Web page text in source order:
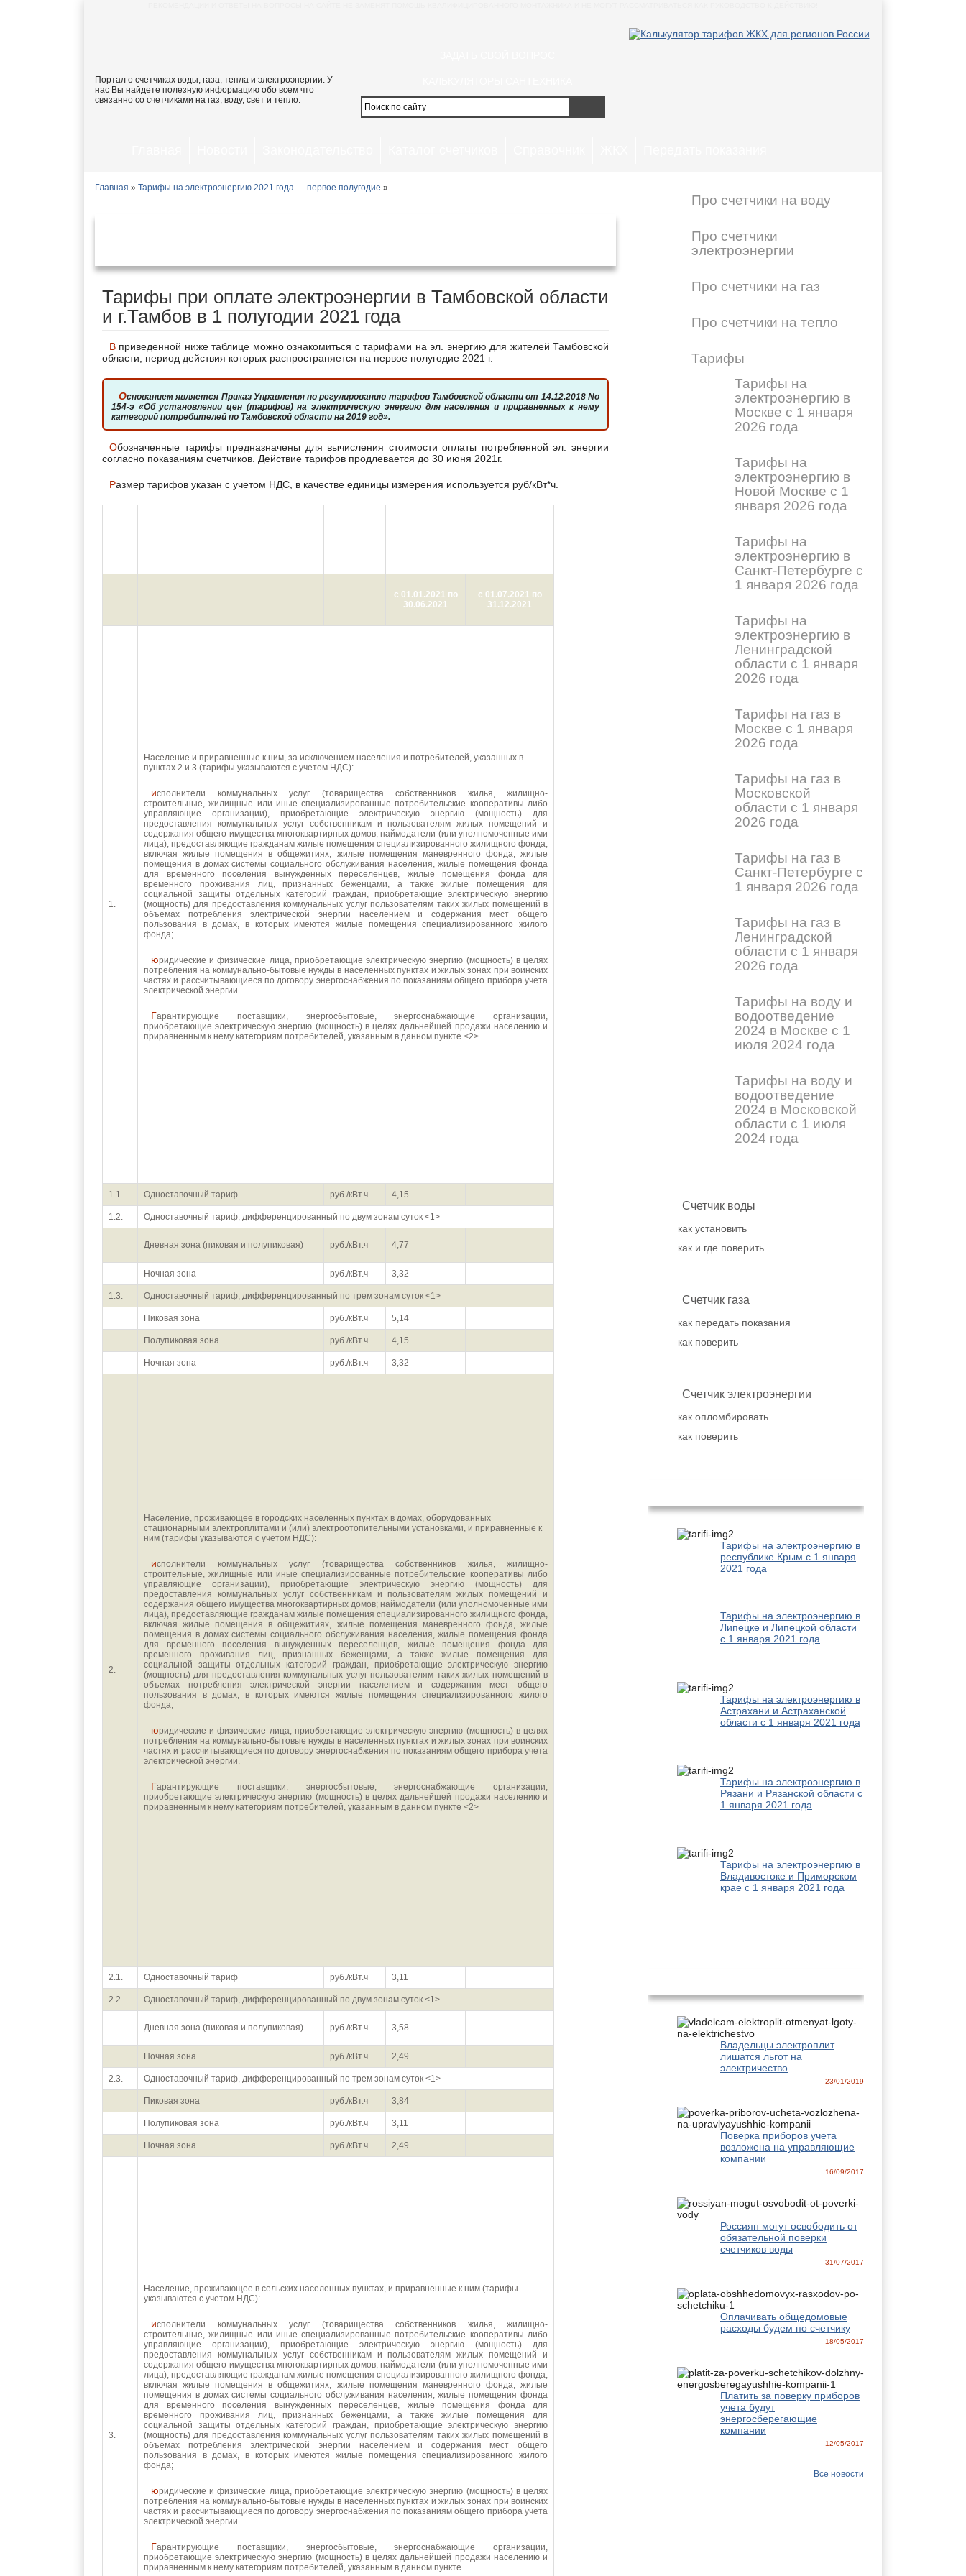
Портал о счетчиках воды, газа, тепла и электроэнергии. У
нас Вы найдете полезную информацию обо всем что
связанно со счетчиками на газ, воду, свет и тепло.
Главная » Тарифы на электроэнергию 2021 года — первое полугодие »
Тарифы при оплате электроэнергии в Тамбовской области
и г.Тамбов в 1 полугодии 2021 года
В приведенной ниже таблице можно ознакомиться с тарифами на эл. энергию для жителей Тамбовской
области, период действия которых распространяется на первое полугодие 2021 г.
Основанием является Приказ Управления по регулированию тарифов Тамбовской области от 14.12.2018 No
154-э «Об установлении цен (тарифов) на электрическую энергию для населения и приравненных к нему
категорий потребителей по Тамбовской области на 2019 год».
Обозначенные тарифы предназначены для вычисления стоимости оплаты потребленной эл. энергии
согласно показаниям счетчиков. Действие тарифов продлевается до 30 июня 2021г.
Размер тарифов указан с учетом НДС, в качестве единицы измерения используется руб/кВт*ч.
с 01.01.2021 по
30.06.2021
с 01.07.2021 по
31.12.2021
1.
Население и приравненные к ним, за исключением населения и потребителей, указанных в
пунктах 2 и 3 (тарифы указываются с учетом НДС):
исполнители коммунальных услуг (товарищества собственников жилья, жилищно-
строительные, жилищные или иные специализированные потребительские кооперативы либо
управляющие организации), приобретающие электрическую энергию (мощность) для
предоставления коммунальных услуг собственникам и пользователям жилых помещений и
содержания общего имущества многоквартирных домов; наймодатели (или уполномоченные ими
лица), предоставляющие гражданам жилые помещения специализированного жилищного фонда,
включая жилые помещения в общежитиях, жилые помещения маневренного фонда, жилые
помещения в домах системы социального обслуживания населения, жилые помещения фонда
для временного поселения вынужденных переселенцев, жилые помещения фонда для
временного проживания лиц, признанных беженцами, а также жилые помещения для
социальной защиты отдельных категорий граждан, приобретающие электрическую энергию
(мощность) для предоставления коммунальных услуг пользователям таких жилых помещений в
объемах потребления электрической энергии населением и содержания мест общего
пользования в домах, в которых имеются жилые помещения специализированного жилого
фонда;
юридические и физические лица, приобретающие электрическую энергию (мощность) в целях
потребления на коммунально-бытовые нужды в населенных пунктах и жилых зонах при воинских
частях и рассчитывающиеся по договору энергоснабжения по показаниям общего прибора учета
электрической энергии.
Гарантирующие поставщики, энергосбытовые, энергоснабжающие организации,
приобретающие электрическую энергию (мощность) в целях дальнейшей продажи населению и
приравненным к нему категориям потребителей, указанным в данном пункте <2>
1.1. Одноставочный тариф руб./кВт.ч 4,15
1.2. Одноставочный тариф, дифференцированный по двум зонам суток <1>
Дневная зона (пиковая и полупиковая) руб./кВт.ч 4,77
Ночная зона руб./кВт.ч 3,32
1.3. Одноставочный тариф, дифференцированный по трем зонам суток <1>
Пиковая зона руб./кВт.ч 5,14
Полупиковая зона руб./кВт.ч 4,15
Ночная зона руб./кВт.ч 3,32
2.
Население, проживающее в городских населенных пунктах в домах, оборудованных
стационарными электроплитами и (или) электроотопительными установками, и приравненные к
ним (тарифы указываются с учетом НДС):
исполнители коммунальных услуг (товарищества собственников жилья, жилищно-
строительные, жилищные или иные специализированные потребительские кооперативы либо
управляющие организации), приобретающие электрическую энергию (мощность) для
предоставления коммунальных услуг собственникам и пользователям жилых помещений и
содержания общего имущества многоквартирных домов; наймодатели (или уполномоченные ими
лица), предоставляющие гражданам жилые помещения специализированного жилищного фонда,
включая жилые помещения в общежитиях, жилые помещения маневренного фонда, жилые
помещения в домах системы социального обслуживания населения, жилые помещения фонда
для временного поселения вынужденных переселенцев, жилые помещения фонда для
временного проживания лиц, признанных беженцами, а также жилые помещения для
социальной защиты отдельных категорий граждан, приобретающие электрическую энергию
(мощность) для предоставления коммунальных услуг пользователям таких жилых помещений в
объемах потребления электрической энергии населением и содержания мест общего
пользования в домах, в которых имеются жилые помещения специализированного жилого
фонда;
юридические и физические лица, приобретающие электрическую энергию (мощность) в целях
потребления на коммунально-бытовые нужды в населенных пунктах и жилых зонах при воинских
частях и рассчитывающиеся по договору энергоснабжения по показаниям общего прибора учета
электрической энергии.
Гарантирующие поставщики, энергосбытовые, энергоснабжающие организации,
приобретающие электрическую энергию (мощность) в целях дальнейшей продажи населению и
приравненным к нему категориям потребителей, указанным в данном пункте <2>
2.1. Одноставочный тариф руб./кВт.ч 3,11
2.2. Одноставочный тариф, дифференцированный по двум зонам суток <1>
Дневная зона (пиковая и полупиковая) руб./кВт.ч 3,58
Ночная зона руб./кВт.ч 2,49
2.3. Одноставочный тариф, дифференцированный по трем зонам суток <1>
Пиковая зона руб./кВт.ч 3,84
Полупиковая зона руб./кВт.ч 3,11
Ночная зона руб./кВт.ч 2,49
3.
Население, проживающее в сельских населенных пунктах, и приравненные к ним (тарифы
указываются с учетом НДС):
исполнители коммунальных услуг (товарищества собственников жилья, жилищно-
строительные, жилищные или иные специализированные потребительские кооперативы либо
управляющие организации), приобретающие электрическую энергию (мощность) для
предоставления коммунальных услуг собственникам и пользователям жилых помещений и
содержания общего имущества многоквартирных домов; наймодатели (или уполномоченные ими
лица), предоставляющие гражданам жилые помещения специализированного жилищного фонда,
включая жилые помещения в общежитиях, жилые помещения маневренного фонда, жилые
помещения в домах системы социального обслуживания населения, жилые помещения фонда
для временного поселения вынужденных переселенцев, жилые помещения фонда для
временного проживания лиц, признанных беженцами, а также жилые помещения для
социальной защиты отдельных категорий граждан, приобретающие электрическую энергию
(мощность) для предоставления коммунальных услуг пользователям таких жилых помещений в
объемах потребления электрической энергии населением и содержания мест общего
пользования в домах, в которых имеются жилые помещения специализированного жилого
фонда;
юридические и физические лица, приобретающие электрическую энергию (мощность) в целях
потребления на коммунально-бытовые нужды в населенных пунктах и жилых зонах при воинских
частях и рассчитывающиеся по договору энергоснабжения по показаниям общего прибора учета
электрической энергии.
Гарантирующие поставщики, энергосбытовые, энергоснабжающие организации,
приобретающие электрическую энергию (мощность) в целях дальнейшей продажи населению и
приравненным к нему категориям потребителей, указанным в данном пункте
Про счетчики на воду
Про счетчики
электроэнергии
Про счетчики на газ
Про счетчики на тепло
Тарифы
Тарифы на
электроэнергию в
Москве с 1 января
2026 года
Тарифы на
электроэнергию в
Новой Москве с 1
января 2026 года
Тарифы на
электроэнергию в
Санкт-Петербурге с
1 января 2026 года
Тарифы на
электроэнергию в
Ленинградской
области с 1 января
2026 года
Тарифы на газ в
Москве с 1 января
2026 года
Тарифы на газ в
Московской
области с 1 января
2026 года
Тарифы на газ в
Санкт-Петербурге с
1 января 2026 года
Тарифы на газ в
Ленинградской
области с 1 января
2026 года
Тарифы на воду и
водоотведение
2024 в Москве с 1
июля 2024 года
Тарифы на воду и
водоотведение
2024 в Московской
области с 1 июля
2024 года
Счетчик воды
как установить
как и где поверить
Счетчик газа
как передать показания
как поверить
Счетчик электроэнергии
как опломбировать
как поверить
Тарифы на электроэнергию в
республике Крым с 1 января
2021 года
Тарифы на электроэнергию в
Липецке и Липецкой области
с 1 января 2021 года
Тарифы на электроэнергию в
Астрахани и Астраханской
области с 1 января 2021 года
Тарифы на электроэнергию в
Рязани и Рязанской области с
1 января 2021 года
Тарифы на электроэнергию в
Владивостоке и Приморском
крае с 1 января 2021 года
Владельцы электроплит
лишатся льгот на
электричество
23/01/2019
Поверка приборов учета
возложена на управляющие
компании
16/09/2017
Россиян могут освободить от
обязательной поверки
счетчиков воды
31/07/2017
Оплачивать общедомовые
расходы будем по счетчику
18/05/2017
Платить за поверку приборов
учета будут
энергосберегающие
компании
12/05/2017
Все новости